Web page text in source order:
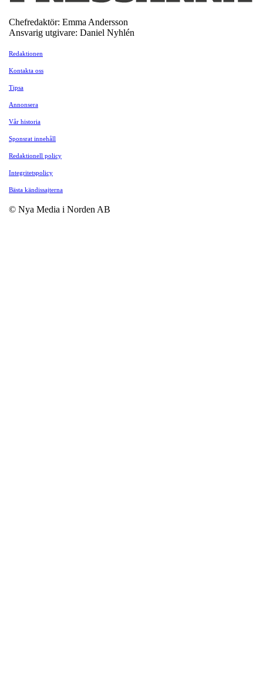
Chefredaktör: Emma Andersson
Ansvarig utgivare: Daniel Nyhlén
Redaktionen
Kontakta oss
Tipsa
Annonsera
Vår historia
Sponsrat innehåll
Redaktionell policy
Integritetspolicy
Bästa kändissajterna
© Nya Media i Norden AB